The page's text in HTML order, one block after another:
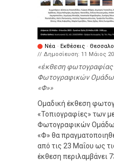
Νέα · Εκθέσεις ·
// Δημοσίευση: 11 Μάιος
έκθεση
Φωτογραφικών
«Φ»
Ομαδική έκθεση
«Τοπιογραφίες» των
Φωτογραφικών
«Φ» θα
από τις 23 Μαΐου ως
έκθεση περιλαμβάνει